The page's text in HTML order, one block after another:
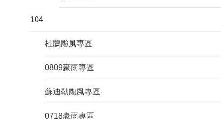
104
杜鵑颱風專區
0809豪雨專區
蘇迪勒颱風專區
0718豪雨專區